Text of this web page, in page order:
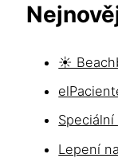
☀️
Speciální
Lepení